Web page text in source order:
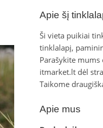
Apie šį
Ši vieta puikiai
tinklalapį,
Parašykite
itmarket.lt dėl
Taikome
Apie mus